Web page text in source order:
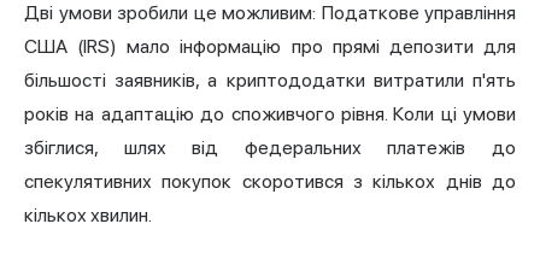
Дві умови зробили це можливим: Податкове управління
США (IRS) мало інформацію про прямі депозити для
більшості заявників, а криптододатки витратили п'ять
років на адаптацію до споживчого рівня. Коли ці умови
збіглися, шлях від федеральних платежів до
спекулятивних покупок скоротився з кількох днів до
кількох хвилин.